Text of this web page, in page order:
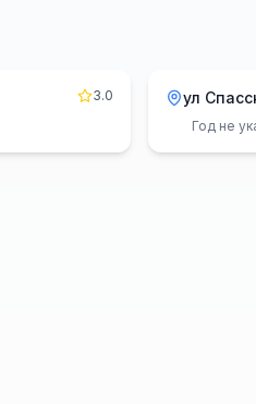
3.0
ул
Год не